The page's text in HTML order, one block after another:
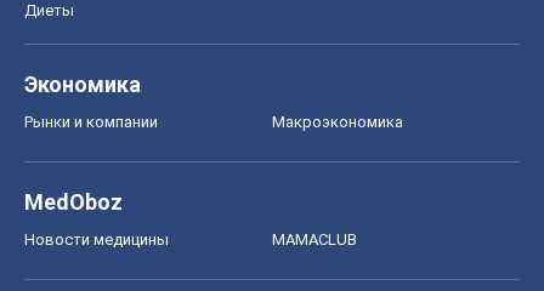
Диеты
Экономика
Рынки и компании Mакроэкономика
MedOboz
Новости медицины MAMACLUB